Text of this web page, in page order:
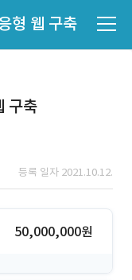
형 웹 구축
구축
등록 일자 2021.10.12.
50,000,000원